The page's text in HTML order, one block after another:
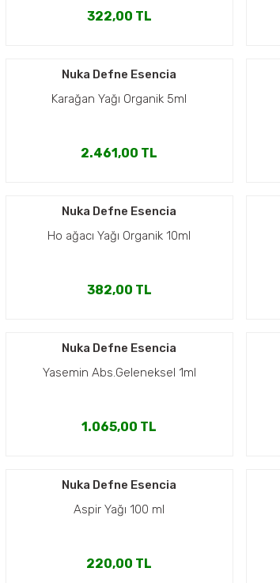
322,00 TL
Nuka Defne Esencia
Karağan Yağı Organik 5ml
2.461,00 TL
Nuka Defne Esencia
Ho ağacı Yağı Organik 10ml
382,00 TL
Nuka Defne Esencia
Yasemin Abs.Geleneksel 1ml
1.065,00 TL
Nuka Defne Esencia
Aspir Yağı 100 ml
220,00 TL